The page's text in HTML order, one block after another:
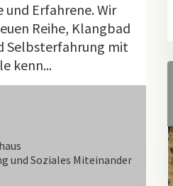
und Erfahrene. Wir
Reihe, Klangbad
Selbsterfahrung mit
kenn...
und Soziales Miteinander